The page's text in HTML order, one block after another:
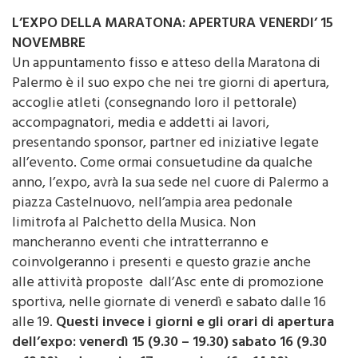
L’EXPO DELLA MARATONA: APERTURA VENERDI’ 15
NOVEMBRE
Un appuntamento fisso e atteso della Maratona di
Palermo è il suo expo che nei tre giorni di apertura,
accoglie atleti (consegnando loro il pettorale)
accompagnatori, media e addetti ai lavori,
presentando sponsor, partner ed iniziative legate
all’evento. Come ormai consuetudine da qualche
anno, l’expo, avrà la sua sede nel cuore di Palermo a
piazza Castelnuovo, nell’ampia area pedonale
limitrofa al Palchetto della Musica. Non
mancheranno eventi che intratterranno e
coinvolgeranno i presenti e questo grazie anche
alle attività proposte dall’Asc ente di promozione
sportiva, nelle giornate di venerdì e sabato dalle 16
alle 19.Questi invece i giorni e gli orari di apertura
dell’expo: venerdì 15 (9.30 – 19.30) sabato 16 (9.30